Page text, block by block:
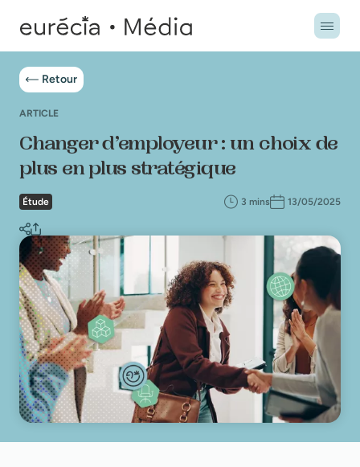
Retour
ARTICLE
Changer d’employeur : un choix de
plus en plus stratégique
Étude 3 mins 13/05/2025